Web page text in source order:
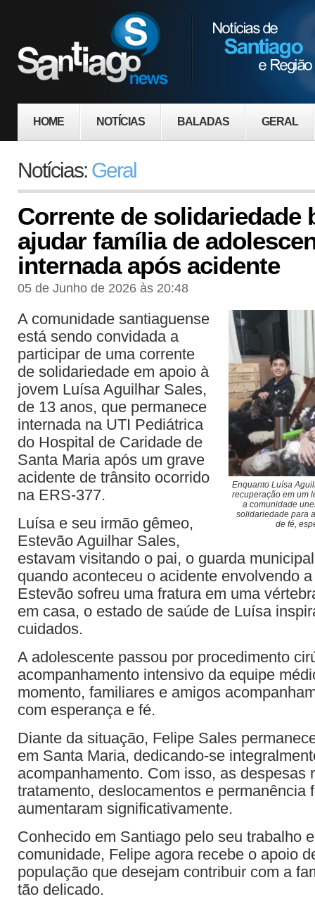
HOME NOTÍCIAS BALADAS GERAL
Notícias: Geral
Corrente de solidariedade
ajudar família de
internada após acidente
05 de Junho de 2026 às 20:48
Enquanto Luísa
recuperação em um
a comunidade
solidariedade para
de fé,
A comunidade santiaguense
está sendo convidada a
participar de uma corrente
de solidariedade em apoio à
jovem Luísa Aguilhar Sales,
de 13 anos, que permanece
internada na UTI Pediátrica
do Hospital de Caridade de
Santa Maria após um grave
acidente de trânsito ocorrido
na ERS-377.
Luísa e seu irmão gêmeo,
Estevão Aguilhar Sales,
estavam visitando o pai, o guarda
quando aconteceu o acidente envolvendo
Estevão sofreu uma fratura em uma
em casa, o estado de saúde de Luísa
cuidados.
A adolescente passou por procedimento
acompanhamento intensivo da equipe
momento, familiares e amigos
com esperança e fé.
Diante da situação, Felipe Sales
em Santa Maria, dedicando-se
acompanhamento. Com isso, as despesas
tratamento, deslocamentos e permanência
aumentaram significativamente.
Conhecido em Santiago pelo seu trabalho
comunidade, Felipe agora recebe o apoio
população que desejam contribuir com a
tão delicado.